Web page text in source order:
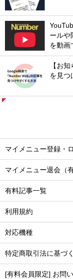
ールや
を動画
【お
を見つ
マイメニュー登録・
マイメニュー退会（
有料記事一覧
利用規約
対応機種
特定商取引法に基づ
[有料会員限定] お問